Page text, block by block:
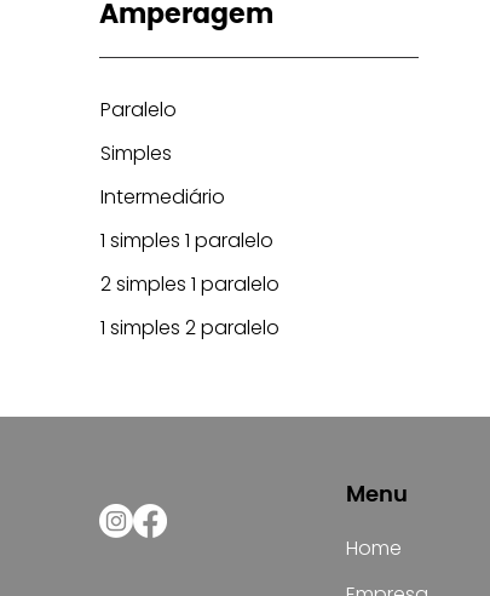
Amperagem
Paralelo
Simples
Intermediário
1 simples 1 paralelo
2 simples 1 paralelo
1 simples 2 paralelo
Menu
Home